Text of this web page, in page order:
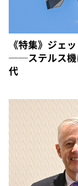
《特集》ジェ
──ステルス機
代